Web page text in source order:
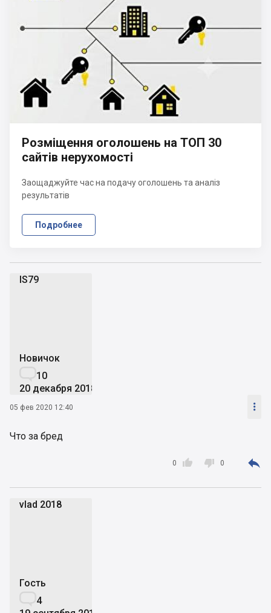
IS79
Новичок
10
20 декабря 2018
05 фев 2020 12:40 
Что за бред

0  0 
vlad 2018
Гость
4
Розміщення оголошень на ТОП 30
сайтів нерухомості
Заощаджуйте час на подачу оголошень та аналіз
результатів
Подробнее